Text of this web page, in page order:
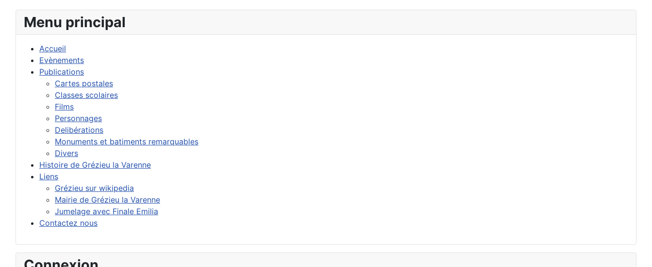
Menu principal
Accueil
Evènements
Publications
Cartes postales
Classes scolaires
Films
Personnages
Delibérations
Monuments et batiments remarquables
Divers
Histoire de Grézieu la Varenne
Liens
Grézieu sur wikipedia
Mairie de Grézieu la Varenne
Jumelage avec Finale Emilia
Contactez nous